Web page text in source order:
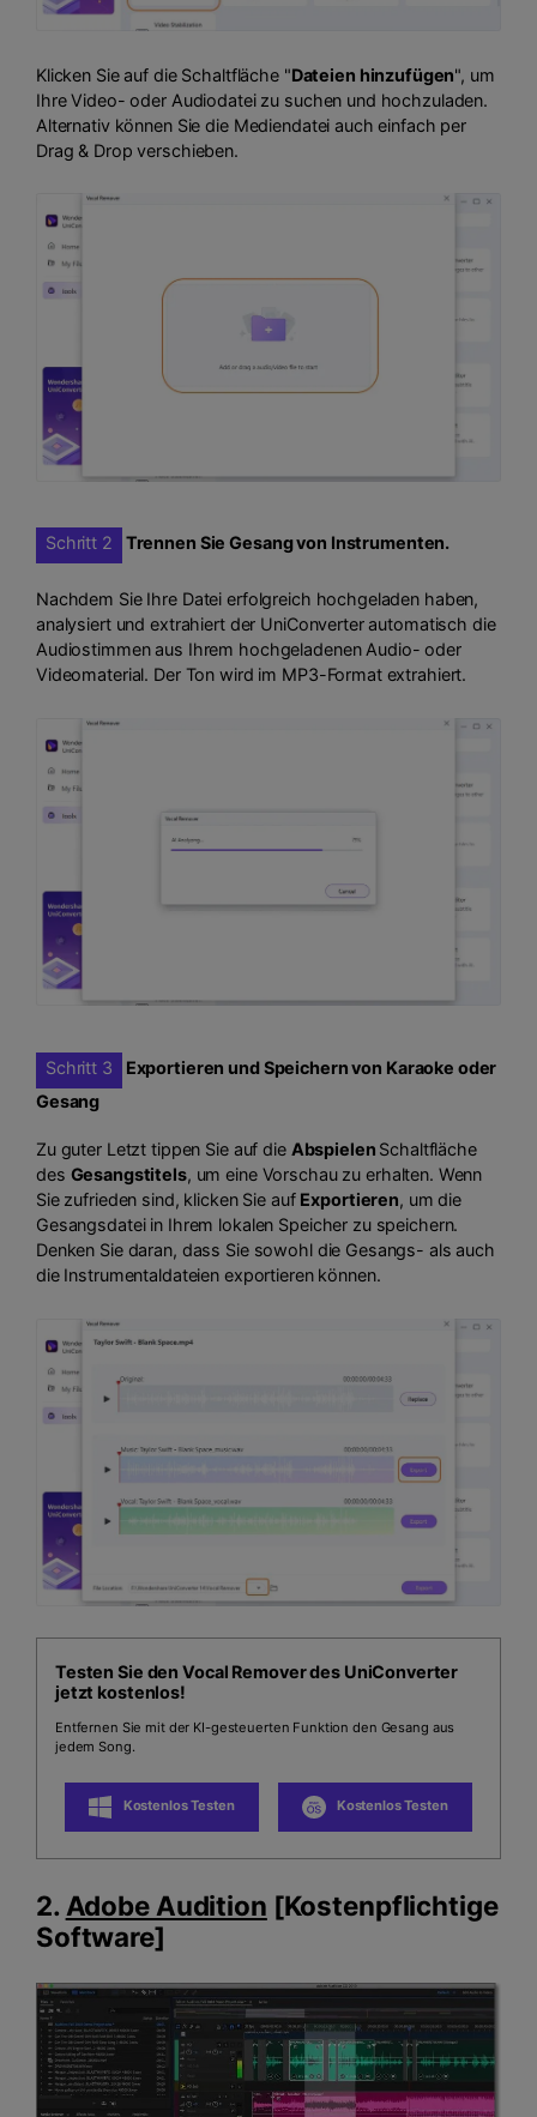
Klicken Sie auf die Schaltfläche "Dateien hinzufügen", um
Ihre Video- oder Audiodatei zu suchen und hochzuladen.
Alternativ können Sie die Mediendatei auch einfach per
Drag & Drop verschieben.
Schritt 2 Trennen Sie Gesang von Instrumenten.
Nachdem Sie Ihre Datei erfolgreich hochgeladen haben,
analysiert und extrahiert der UniConverter automatisch die
Audiostimmen aus Ihrem hochgeladenen Audio- oder
Videomaterial. Der Ton wird im MP3-Format extrahiert.
Schritt 3
Exportieren und Speichern von Karaoke oder
Gesang
Zu guter Letzt tippen Sie auf die Abspielen Schaltfläche
des Gesangstitels, um eine Vorschau zu erhalten. Wenn
Sie zufrieden sind, klicken Sie auf Exportieren, um die
Gesangsdatei in Ihrem lokalen Speicher zu speichern.
Denken Sie daran, dass Sie sowohl die Gesangs- als auch
die Instrumentaldateien exportieren können.
Testen Sie den Vocal Remover des UniConverter
jetzt kostenlos!
Entfernen Sie mit der KI-gesteuerten Funktion den Gesang aus
jedem Song.
Kostenlos Testen Kostenlos Testen
2. Adobe Audition [Kostenpflichtige
Software]